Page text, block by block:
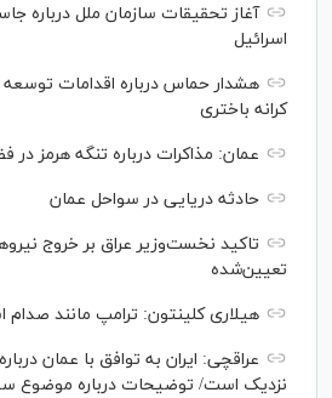
آغاز تحقیقات سازمان ملل درباره
اسرائیل
هشدار حماس درباره اقدامات توسعه
کرانه باختری
عمان: مذاکرات درباره تنگه هرمز در
حادثه دریایی در سواحل عمان
تاکید نخست‌وزیر عراق بر خروج
تعیین‌شده
هیلاری کلینتون: ترامپ مانند
عراقچی: ایران به توافق با عمان
نزدیک است/ توضیحات درباره موضوع